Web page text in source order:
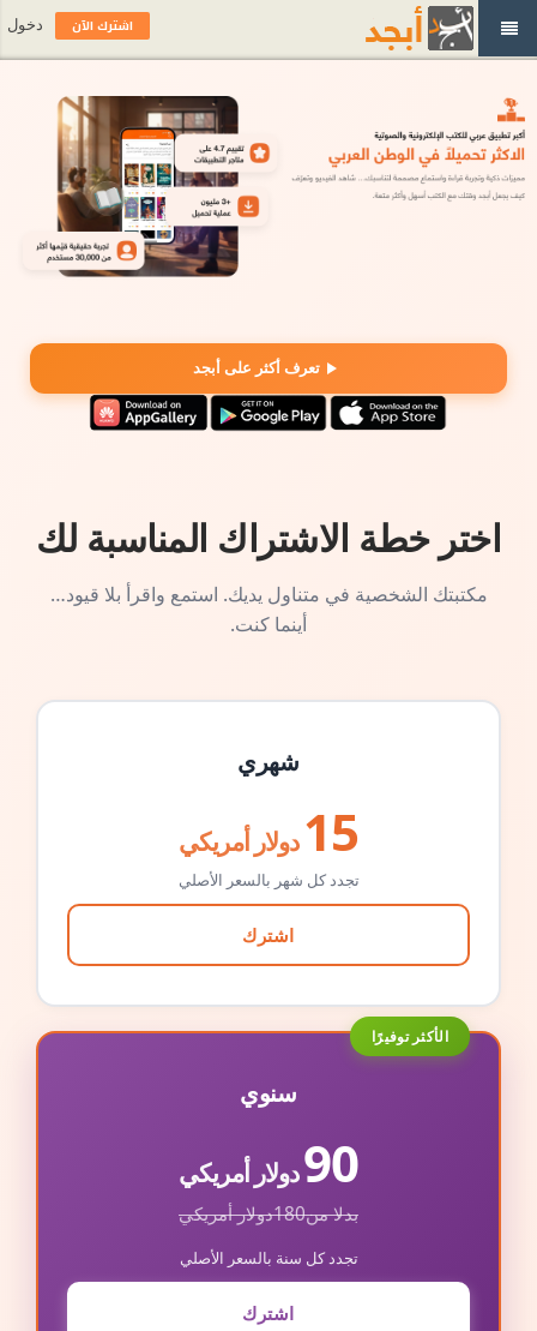
تعرف أكثر على أبجد
اختر خطة الاشتراك المناسبة لك
مكتبتك الشخصية في متناول يديك. استمع واقرأ بلا قيود…
أينما كنت.
شهري
15 دولار أمريكي
تجدد كل شهر بالسعر الأصلي
اشترك
الأكثر توفيرًا
سنوي
90دولار أمريكي
بدلا من180دولار أمريكي
تجدد كل سنة بالسعر الأصلي
اشترك
اشترك الآن دخول